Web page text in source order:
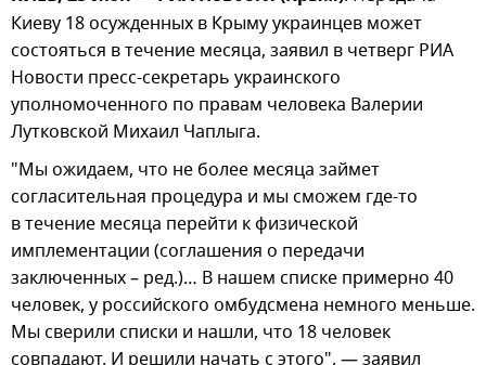
Киеву 18 осужденных в Крыму украинцев может
состояться в течение месяца, заявил в четверг РИА
Новости пресс-секретарь украинского
уполномоченного по правам человека Валерии
Лутковской Михаил Чаплыга.
"Мы ожидаем, что не более месяца займет
согласительная процедура и мы сможем где-то
в течение месяца перейти к физической
имплементации (соглашения о передачи
заключенных – ред.)… В нашем списке примерно 40
человек, у российского омбудсмена немного меньше.
Мы сверили списки и нашли, что 18 человек
совпадают. И решили начать с этого", — заявил